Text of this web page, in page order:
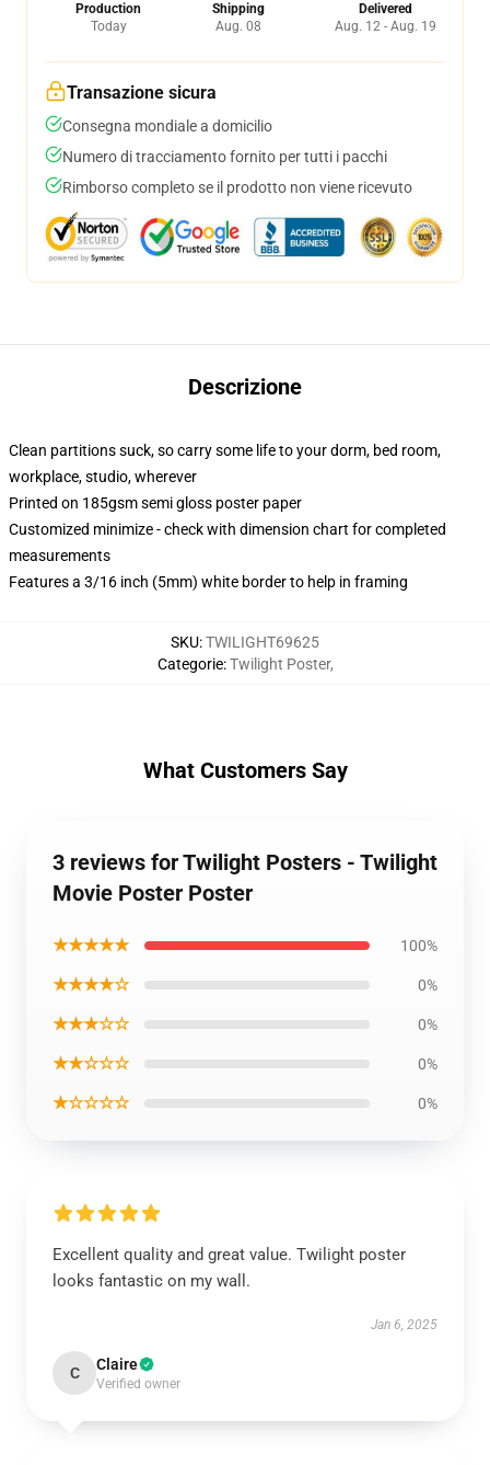
Production
Today
Shipping
Aug. 08
Delivered
Aug. 12 - Aug. 19
Transazione sicura
Consegna mondiale a domicilio
Numero di tracciamento fornito per tutti i pacchi
Rimborso completo se il prodotto non viene ricevuto
Descrizione
Clean partitions suck, so carry some life to your dorm, bed room,
workplace, studio, wherever
Printed on 185gsm semi gloss poster paper
Customized minimize - check with dimension chart for completed
measurements
Features a 3/16 inch (5mm) white border to help in framing
SKU:TWILIGHT69625
Categorie:Twilight Poster,
What Customers Say
3 reviews for Twilight Posters - Twilight
Movie Poster Poster
★★★★★ 100%
★★★★☆ 0%
★★★☆☆ 0%
★★☆☆☆ 0%
★☆☆☆☆ 0%
Excellent quality and great value. Twilight poster
looks fantastic on my wall.
Jan 6, 2025
C Claire
Verified owner